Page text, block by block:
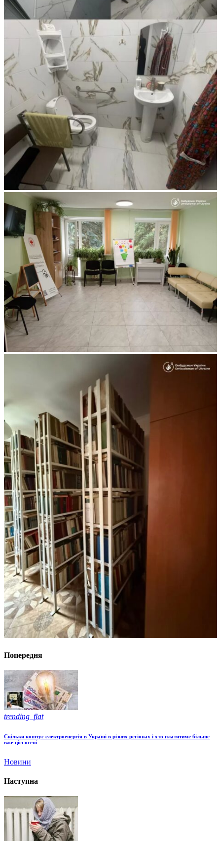
Попередня
trending_flat
Скільки коштує електроенергія в Україні в різних регіонах і хто платитиме більше
вже цієї осені
Новини
Наступна